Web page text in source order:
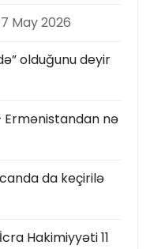
May 2026
olduğunu deyir
nə
da keçirilə
Hakimiyyəti 11